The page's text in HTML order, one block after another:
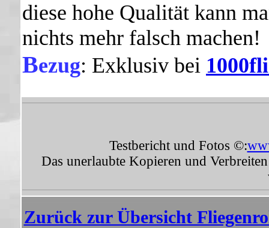
diese hohe Qualität kann
nichts mehr falsch machen!
Bezug: Exklusiv bei
Testbericht und Fotos ©:
Das unerlaubte Kopieren und
Zurück zur Übersicht